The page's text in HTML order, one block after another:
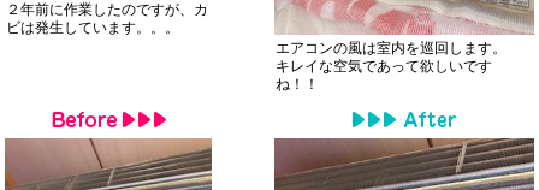
２年前に作業したのですが、カ
ビは発生しています。。。
エアコンの風は室内を巡回します。
キレイな空気であって欲しいです
ね！！